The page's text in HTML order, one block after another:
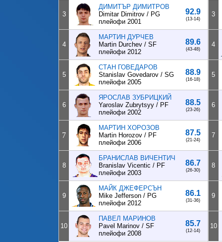
3
ДИМИТЪР ДИМИТРОВ
Dimitar Dimitrov / PG
плейофи 2001
92.9
(13-14)
3
4
МАРТИН ДУРЧЕВ
Martin Durchev / SF
плейофи 2012
89.6
(43-48)
4
5
СТАН ГОВЕДАРОВ
Stanislav Govedarov / SG
плейофи 2005
88.9
(16-18)
5
6
ЯРОСЛАВ ЗУБРИЦКИЙ
Yaroslav Zubrytsyy / PF
плейофи 2002
88.5
(23-26)
6
7
МАРТИН ХОРОЗОВ
Martin Horozov / PF
плейофи 2006
87.5
(21-24)
7
8
БРАНИСЛАВ ВИЧЕНТИЧ
Branislav Vicentic / PF
плейофи 2003
86.7
(26-30)
8
9
МАЙК ДЖЕФЕРСЪН
Mike Jefferson / PG
плейофи 2012
86.1
(31-36)
9
10
ПАВЕЛ МАРИНОВ
Pavel Marinov / SF
плейофи 2008
85.7
(12-14)
10